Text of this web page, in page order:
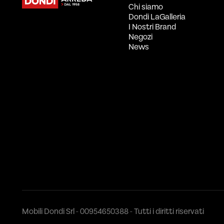
Chi siamo
Dondi LaGalleria
I Nostri Brand
Negozi
News
Mobili Dondi Srl - 00954650388 - Tutti i diritti riservati